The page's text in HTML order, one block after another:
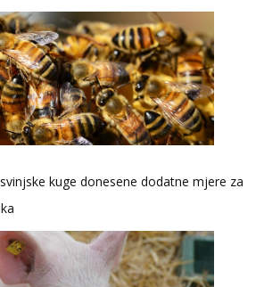
kuge donesene dodatne mjere za